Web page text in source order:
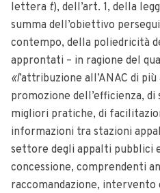
lettera t), dell’art. 1, della
summa dell’obiettivo
contempo, della poliedricità
approntati – in ragione del
«l’attribuzione all’ANAC di
promozione dell’efficienza,
migliori pratiche, di
informazioni tra stazioni
settore degli appalti pubblici
concessione, comprendenti
raccomandazione,